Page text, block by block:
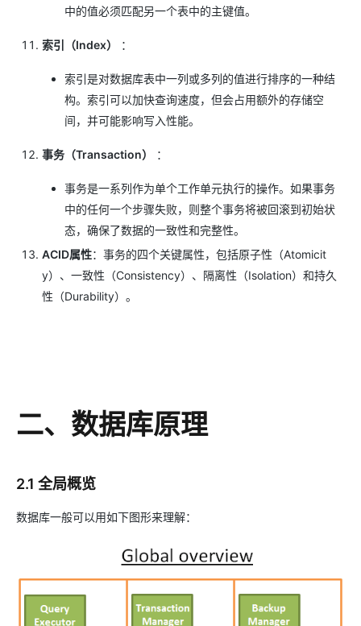
中的值必须匹配另一个表中的主键值。
索引（Index） ：
索引是对数据库表中一列或多列的值进行排序的一种结
构。索引可以加快查询速度，但会占用额外的存储空
间，并可能影响写入性能。
事务（Transaction） ：
事务是一系列作为单个工作单元执行的操作。如果事务
中的任何一个步骤失败，则整个事务将被回滚到初始状
态，确保了数据的一致性和完整性。
ACID属性：事务的四个关键属性，包括原子性（Atomicit
y）、一致性（Consistency）、隔离性（Isolation）和持久
性（Durability）。
二、数据库原理
2.1 全局概览
数据库一般可以用如下图形来理解：